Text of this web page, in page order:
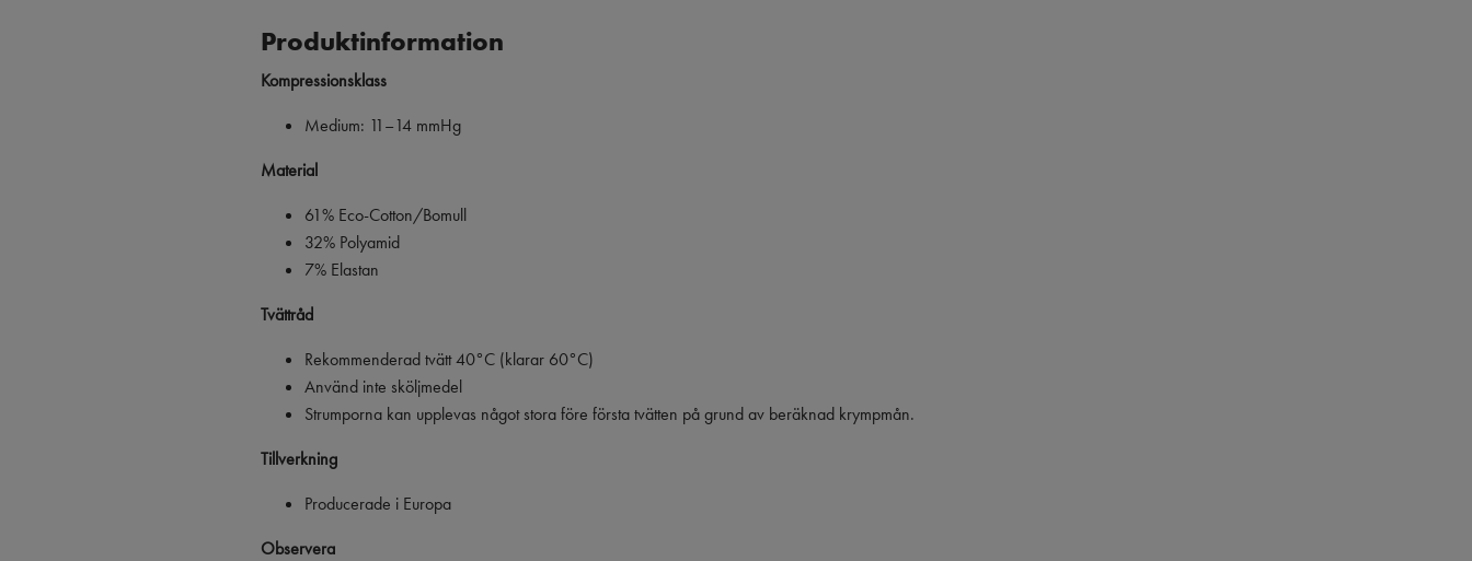
Produktinformation
Kompressionsklass
Medium: 11–14 mmHg
Material
61% Eco-Cotton/Bomull
32% Polyamid
7% Elastan
Tvättråd
Rekommenderad tvätt 40°C (klarar 60°C)
Använd inte sköljmedel
Strumporna kan upplevas något stora före första tvätten på grund av beräknad krympmån.
Tillverkning
Producerade i Europa
Observera